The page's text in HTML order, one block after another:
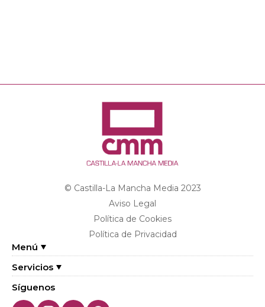
Menú
Servicios
© Castilla-La Mancha Media 2023
Aviso Legal
Política de Cookies
Política de Privacidad
Síguenos